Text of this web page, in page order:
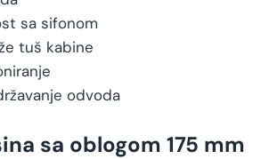
sa sifonom
tuš kabine
odvoda
sa oblogom 175 mm